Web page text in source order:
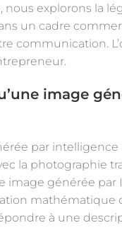
nous explorons la
un cadre
communication.
image
par
la photographie
image générée par
mathématique
à une